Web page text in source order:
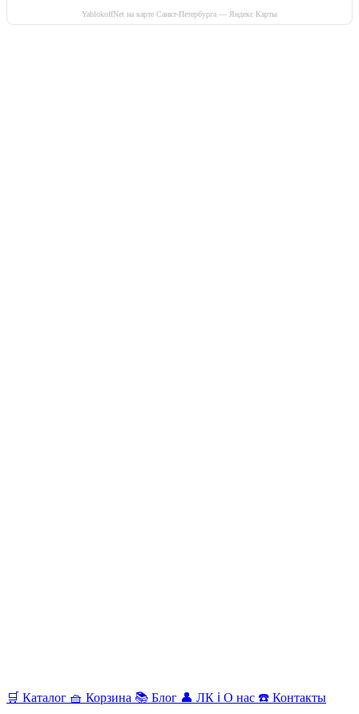
YablokoffNet на карте Санкт-Петербурга — Яндекс Карты
🛒 Каталог 🧺 Корзина 📚 Блог 👤 ЛК ℹ️ О нас ☎️ Контакты